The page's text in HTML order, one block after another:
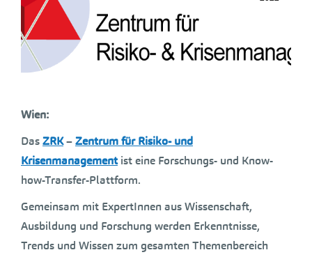
Wien:
DasZRK–Zentrum für Risiko- und
Krisenmanagementist eine Forschungs- und Know-
how-Transfer-Plattform.
Gemeinsam mit ExpertInnen aus Wissenschaft,
Ausbildung und Forschung werden Erkenntnisse,
Trends und Wissen zum gesamten Themenbereich